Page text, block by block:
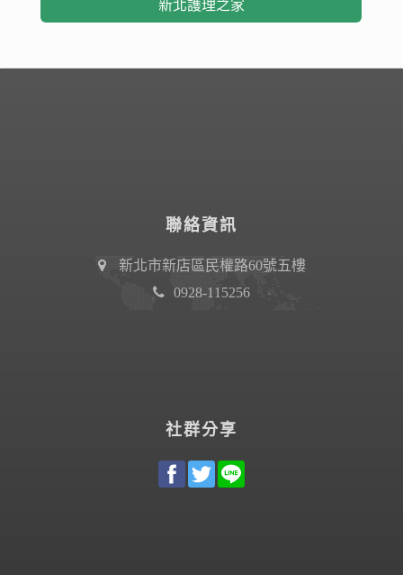
新北護理之家
聯絡資訊
新北市新店區民權路60號五樓
0928-115256
社群分享